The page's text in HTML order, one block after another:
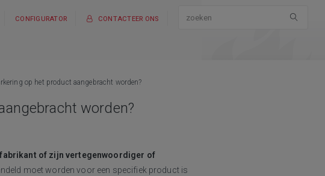
CONFIGURATOR CONTACTEER ONS
op het product aangebracht worden?
worden?
fabrikant of zijn vertegenwoordiger of
moet worden voor een specifiek product is